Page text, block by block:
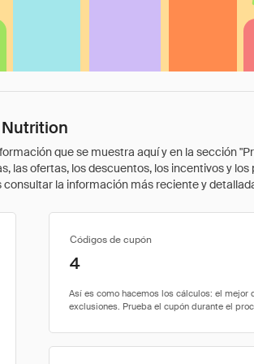
que se muestra aquí y en la sección
las ofertas, los descuentos, los incentivos y
la información más reciente y
Códigos de cupón
4